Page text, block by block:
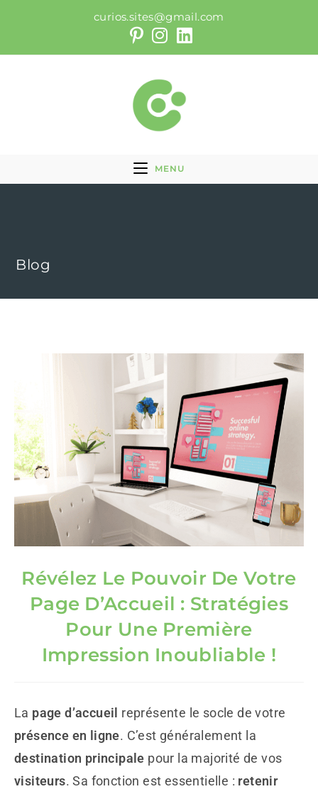
curios.sites@gmail.com
MENU
Blog
Révélez Le Pouvoir De Votre
Page D’Accueil : Stratégies
Pour Une Première
Impression Inoubliable !
La page d’accueil représente le socle de votre
présence en ligne. C’est généralement la
destination principale pour la majorité de vos
visiteurs. Sa fonction est essentielle : retenir